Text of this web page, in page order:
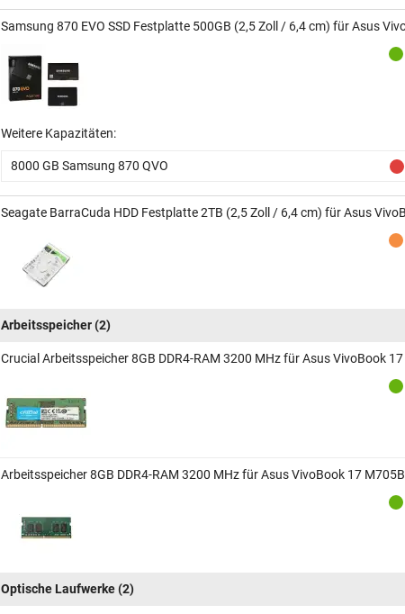
Samsung 870 EVO SSD Festplatte 500GB (2,5 Zoll / 6,4 cm) für Asus
Weitere Kapazitäten:
8000 GB Samsung 870 QVO
Seagate BarraCuda HDD Festplatte 2TB (2,5 Zoll / 6,4 cm) für Asus
Arbeitsspeicher(2)
Crucial Arbeitsspeicher 8GB DDR4-RAM 3200 MHz für Asus VivoBook
Arbeitsspeicher 8GB DDR4-RAM 3200 MHz für Asus VivoBook 17
Optische Laufwerke(2)